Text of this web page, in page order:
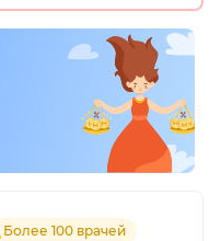
Более 100 врачей